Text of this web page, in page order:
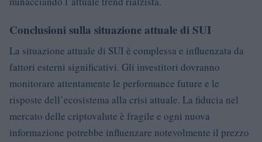
Conclusioni sulla situazione attuale di SUI
La situazione attuale di SUI è complessa e influenzata da
fattori esterni significativi. Gli investitori dovranno
monitorare attentamente le performance future e le
risposte dell’ecosistema alla crisi attuale. La fiducia nel
mercato delle criptovalute è fragile e ogni nuova
informazione potrebbe influenzare notevolmente il prezzo